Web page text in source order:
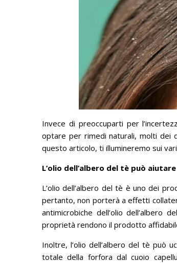
Invece di preoccuparti per
optare per rimedi naturali, molti dei
questo articolo, ti illumineremo sui
L’olio dell’albero del tè può aiutare
L’olio dell’albero del tè è uno dei
pertanto, non porterà a effetti
antimicrobiche dell’olio
proprietà rendono il prodotto
Inoltre, l’olio dell’albero del tè può
totale della forfora dal cuoio